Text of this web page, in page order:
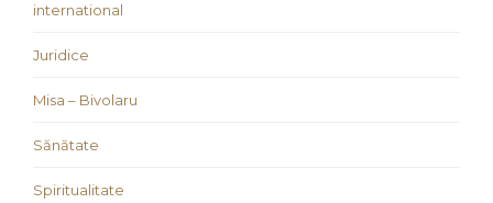
international
Juridice
Misa – Bivolaru
Sănătate
Spiritualitate